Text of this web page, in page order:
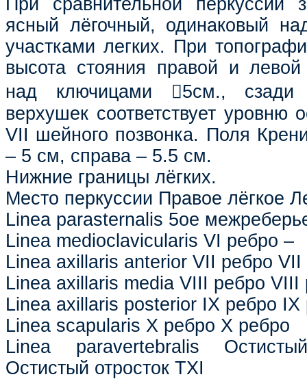
При сравнительной перкуссии
ясный лёгочный, одинаковый
участками легких. При
высота стояния правой и левой
над ключицами 5см., сзади
верхушек соответствует уровню
VII шейного позвонка. Поля
– 5 см, справа – 5.5 см.
Нижние границы лёгких.
Место перкуссии Правое лёгкое
Linea parasternalis 5ое
Linea medioclavicularis VI ребро –
Linea axillaris anterior VII ребро VII
Linea axillaris media VIII ребро VIII
Linea axillaris posterior IX ребро IX
Linea scapularis X ребро X ребро
Linea paravertebralis
Остистый отросток TXI